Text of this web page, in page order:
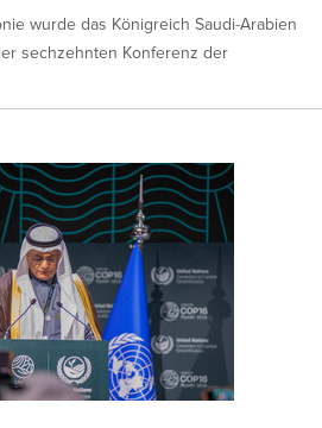
wurde das Königreich Saudi-Arabien
sechzehnten Konferenz der